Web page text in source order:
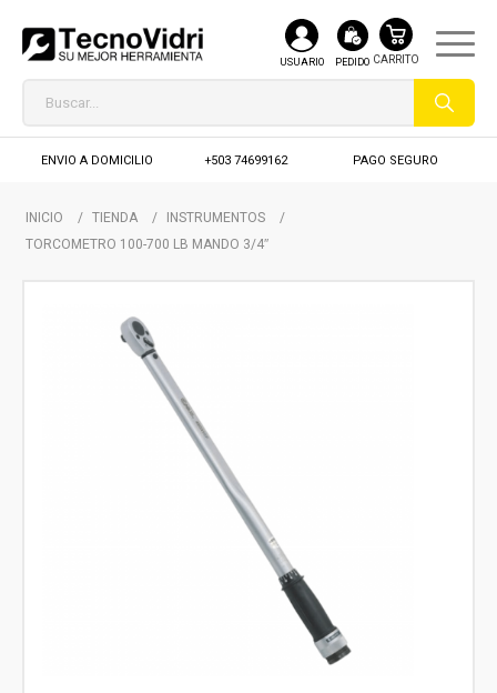
USUARIO PEDIDO
ENVIO A DOMICILIO +503 74699162 PAGO SEGURO
INICIO / TIENDA / INSTRUMENTOS
/
TORCOMETRO 100-700 LB MANDO 3/4″